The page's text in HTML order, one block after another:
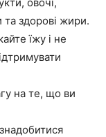
овочі,
та здорові жири.
їжу і не
на те, що ви